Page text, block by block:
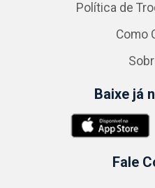
Política de
Como
Baixe já
Fale